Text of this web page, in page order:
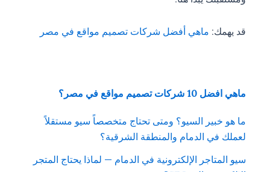
قد يهمك:ماهي أفضل شركات تصميم مواقع في مصر
ماهي افضل 10 شركات تصميم مواقع في مصر؟
ما هو خبير السيو؟ ومتى تحتاج متخصصاً سيو مستقلاً
لعملك في الدمام والمنطقة الشرقية؟
سيو المتاجر الإلكترونية في الدمام — لماذا يحتاج المتجر